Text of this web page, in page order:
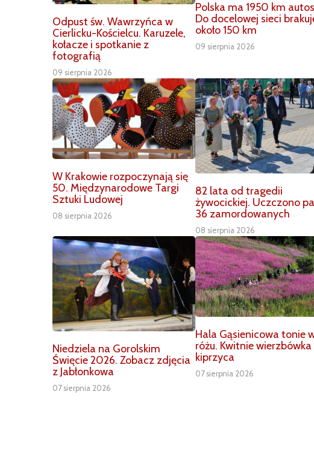
Odpust św. Wawrzyńca w
Cierlicku-Kościelcu. Karuzele,
kołacze i spotkanie z
fotografią
09 sierpnia 2026
Polska ma 1950 km
Do docelowej sieci
około 150 km
09 sierpnia 2026
W Krakowie rozpoczynają się
50. Międzynarodowe Targi
Sztuki Ludowej
08 sierpnia 2026
82 lata od tragedii
żywocickiej. Uczczono
36 zamordowanych
08 sierpnia 2026
Niedziela na Gorolskim
Święcie 2026. Zobacz zdjęcia
z Jabłonkowa
07 sierpnia 2026
Hala Gąsienicowa tonie
różu. Kwitnie wierzbówka
kiprzyca
07 sierpnia 2026